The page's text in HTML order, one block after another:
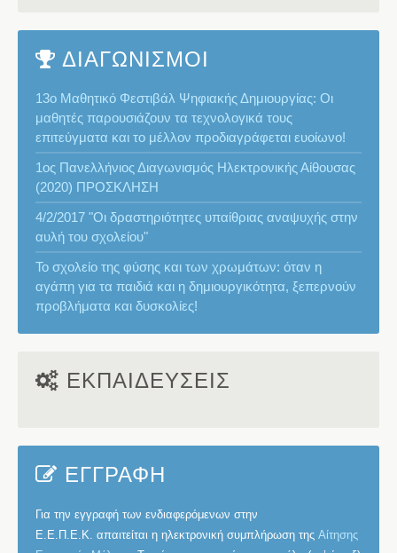
ΔΙΑΓΩΝΙΣΜΟΙ
13ο Μαθητικό Φεστιβάλ Ψηφιακής Δημιουργίας: Οι
μαθητές παρουσιάζουν τα τεχνολογικά τους
επιτεύγματα και το μέλλον προδιαγράφεται ευοίωνο!
1ος Πανελλήνιος Διαγωνισμός Ηλεκτρονικής Αίθουσας
(2020) ΠΡΟΣΚΛΗΣΗ
4/2/2017 "Οι δραστηριότητες υπαίθριας αναψυχής στην
αυλή του σχολείου"
Το σχολείο της φύσης και των χρωμάτων: όταν η
αγάπη για τα παιδιά και η δημιουργικότητα, ξεπερνούν
προβλήματα και δυσκολίες!
ΕΚΠΑΙΔΕΥΣΕΙΣ
ΕΓΓΡΑΦΗ
Για την εγγραφή των ενδιαφερόμενων στην
Ε.Ε.Π.Ε.Κ. απαιτείται η ηλεκτρονική συμπλήρωση της Αίτησης